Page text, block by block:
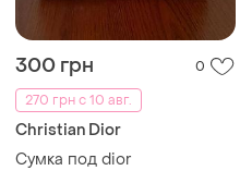
300 грн
0
270 грн с 10 авг.
Christian Dior
Сумка под dior